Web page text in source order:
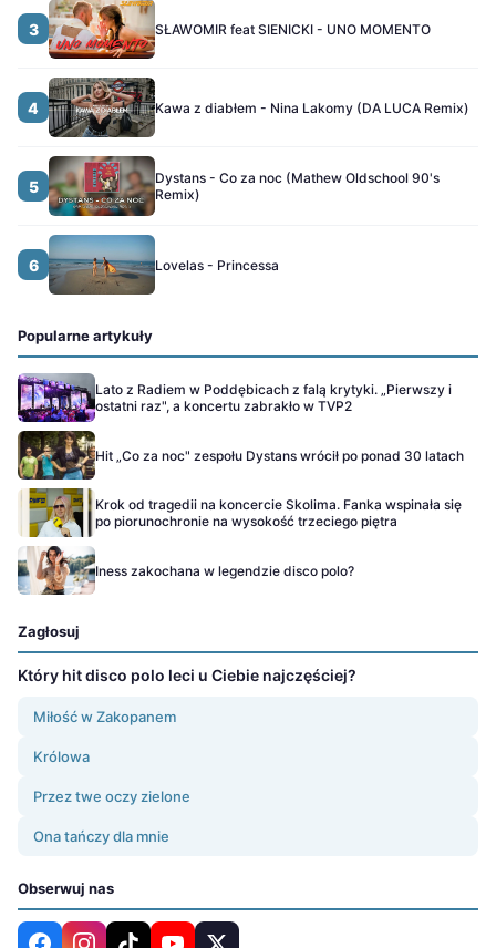
3 SŁAWOMIR feat SIENICKI - UNO MOMENTO
4 Kawa z diabłem - Nina Lakomy (DA LUCA Remix)
5
Dystans - Co za noc (Mathew Oldschool 90's
Remix)
6 Lovelas - Princessa
Popularne artykuły
Lato z Radiem w Poddębicach z falą krytyki. „Pierwszy i
ostatni raz", a koncertu zabrakło w TVP2
Hit „Co za noc" zespołu Dystans wrócił po ponad 30 latach
Krok od tragedii na koncercie Skolima. Fanka wspinała się
po piorunochronie na wysokość trzeciego piętra
Iness zakochana w legendzie disco polo?
Zagłosuj
Który hit disco polo leci u Ciebie najczęściej?
Miłość w Zakopanem
Królowa
Przez twe oczy zielone
Ona tańczy dla mnie
Obserwuj nas